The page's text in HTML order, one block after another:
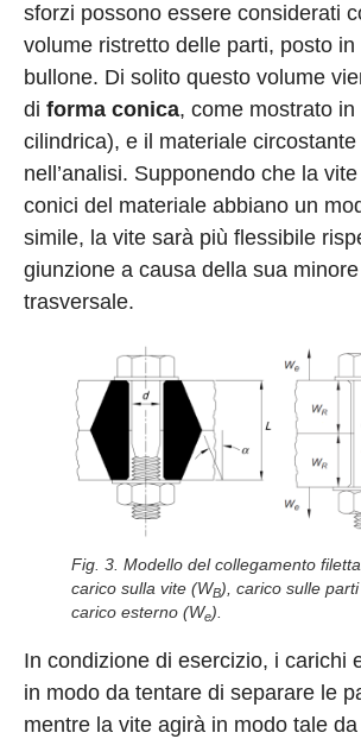
sforzi possono essere considerati
volume ristretto delle parti, posto in
bullone. Di solito questo volume
di forma conica, come mostrato
cilindrica), e il materiale
nell’analisi. Supponendo che la
conici del materiale abbiano un
simile, la vite sarà più flessibile
giunzione a causa della sua
trasversale.
Fig. 3. Modello del collegamento
carico sulla vite (WB), carico sulle
carico esterno (We).
In condizione di esercizio, i carichi
in modo da tentare di separare le
mentre la vite agirà in modo tale